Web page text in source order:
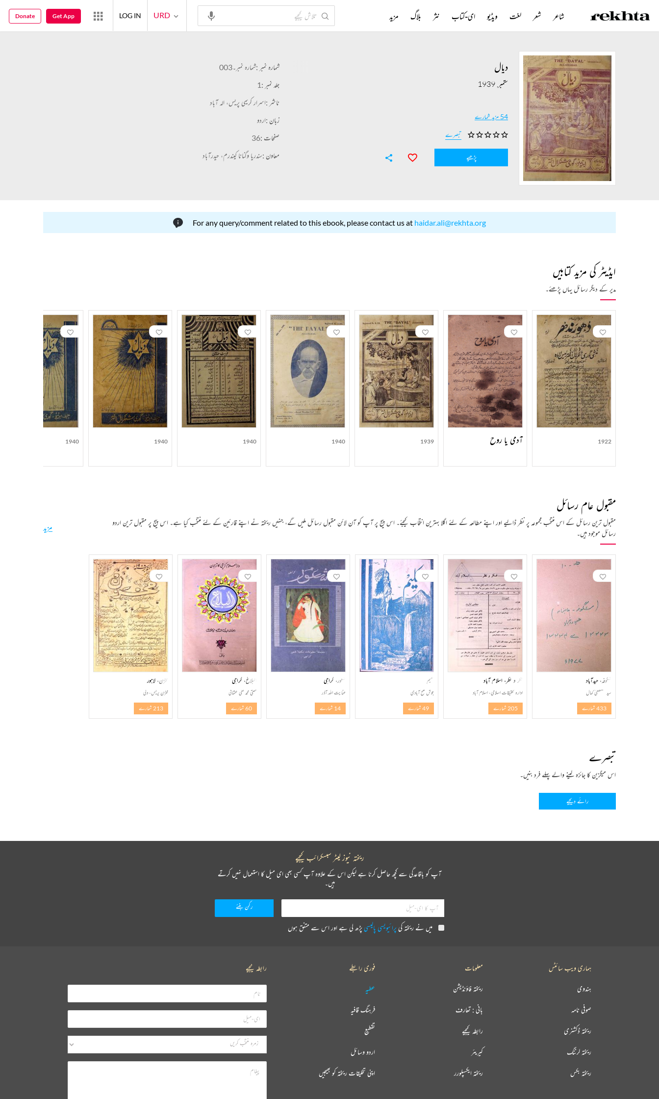
دیال
ستمبر, 1939
54 مزید شمارے
تبصرے
پڑھیے
شمارہ نمبر :شمارہ نمبر۔003
جلد نمبر :1
ناشر :اسرار کریمی پریس، الہ آباد
زبان :اردو
صفحات :36
معاون :سندریا وگنانا کیندرم، حیدرآباد
For any query/comment related to this ebook, please contact us at haidar.ali@rekhta.org
ایڈیٹر کی مزید کتابیں
مدیر کے دیگر رسائل یہاں پڑھئے۔
1922 آدمی یا روح 1939
1940
1940
1940
1940
مقبول عام رسائل
مقبول ترین رسائل کے اس منتخب مجموعہ پر نظر ڈالیے اور اپنے مطالعہ کے لئے اگلا بہترین انتخاب کیجئے۔ اس پیج پر آپ کو آن لائن مقبول رسائل ملیں گے، جنہیں ریختہ نے اپنے قارئین کے لئے منتخب کیا ہے۔ اس پیج پر مقبول ترین اردو
رسائل موجود ہیں۔
مزید
شگوفہ، حیدآباد
سید مصطفیٰ کمال
433 شمارے
فکر و نظر، اسلام آباد
ادارہ تحقیقات اسلامی، اسلام آباد
205 شمارے
کلیم
جوش ملیح آبادی
49 شمارے
شعور، کراچی
عنایت اللہ آذر
14 شمارے
البلاغ، کراچی
مفتی محمد تقی عثمانی
60 شمارے
مخزن، لاہور
مخزن پریس، دلی
213 شمارے
تبصرے
اس میگزین کا جائزہ لینے والے پہلے فرد بنیں۔
رائے دیجیے
شاعر شعر لغت ویڈیو ای-کتاب نثر بلاگ مزید URD
LOG IN
Get App
Donate
ریختہ نیوز لیٹر سبسکرائب کیجیے
آپ کو باقاعدگی سے کچھ حاصل کرنا ہے لیکن اس کے علاوہ آپ کسی بھی ای میل کا استعمال نہیں کرتے
ہیں۔
میں نے ریختہ کیپرائیویسی پالیسیپڑھ لی ہے اور اس سے متفق ہوں
فوری رابطے
عطیہ
فرہنگ قافیہ
تقطیع
اردو وسائل
اپنی تخلیقات ریختہ کو بھیجیں
معلومات
ریختہ فاؤنڈیشن
بانی : تعارف
رابطہ کیجیے
کیریئر
ریختہ ایکسپلورر
ہماری ویب سائٹس
ہندوی
صوفی نامہ
ریختہ ڈکشنری
ریختہ لرننگ
ریختہ بکس
رابطہ کیجیے